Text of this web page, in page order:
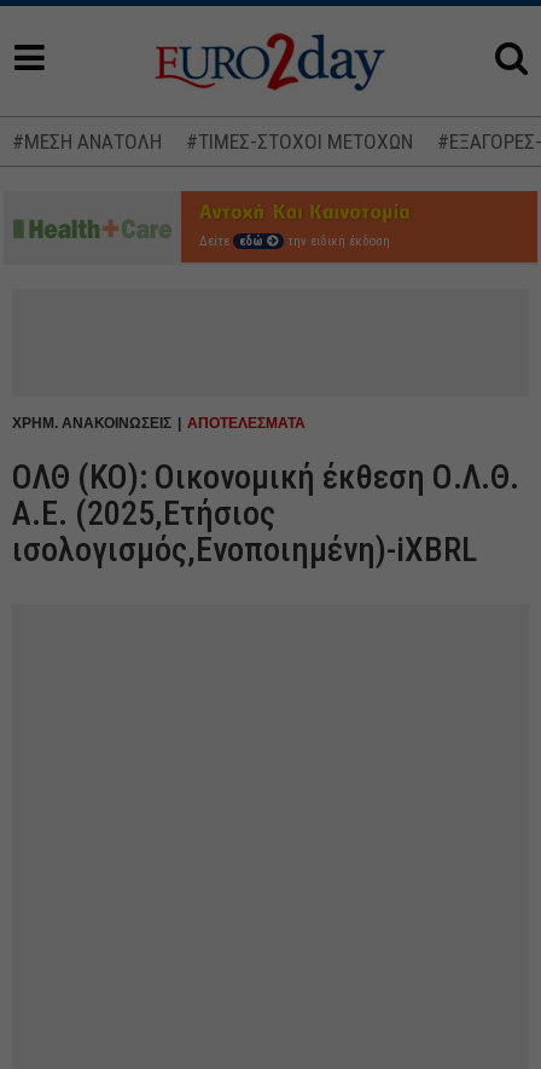
#ΜΕΣΗ ΑΝΑΤΟΛΗ #ΤΙΜΕΣ-ΣΤΟΧΟΙ ΜΕΤΟΧΩΝ
Δείτε εδώ την ειδική έκδοση
ΧΡΗΜ. ΑΝΑΚΟΙΝΩΣΕΙΣ ΑΠΟΤΕΛΕΣΜΑΤΑ
ΟΛΘ (ΚΟ): Οικονομική έκθεση Ο.Λ.Θ.
Α.Ε. (2025,Ετήσιος
ισολογισμός,Ενοποιημένη)-iXBRL